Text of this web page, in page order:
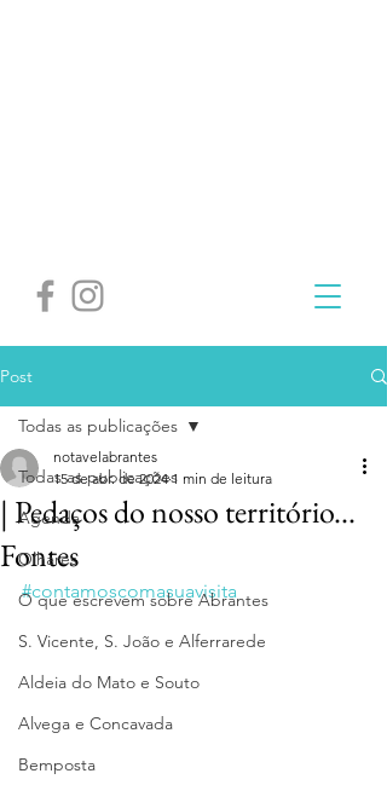
Post
Todas as publicações
Agenda
Olhares
O que escrevem sobre Abrantes
S. Vicente, S. João e Alferrarede
Aldeia do Mato e Souto
Alvega e Concavada
Bemposta
Todas as publicações
| Pedaços do nosso território...
Fontes
notavelabrantes
15 de abr. de 2024 1 min de leitura
#contamoscomasuavisita